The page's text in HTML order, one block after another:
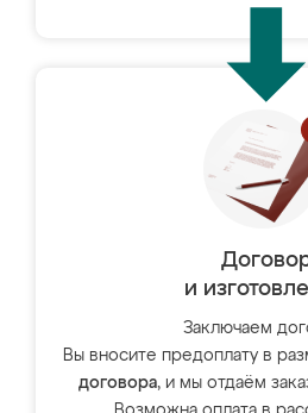
и
Заключаем
Вы вносите предоплату в
договора, и мы отдаём